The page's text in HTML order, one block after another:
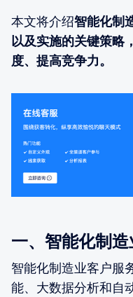
本文将介绍智能化制
以及实施的关键策略
度、提高竞争力。
一、智能化制
智能化制造业客户服
能、大数据分析和自